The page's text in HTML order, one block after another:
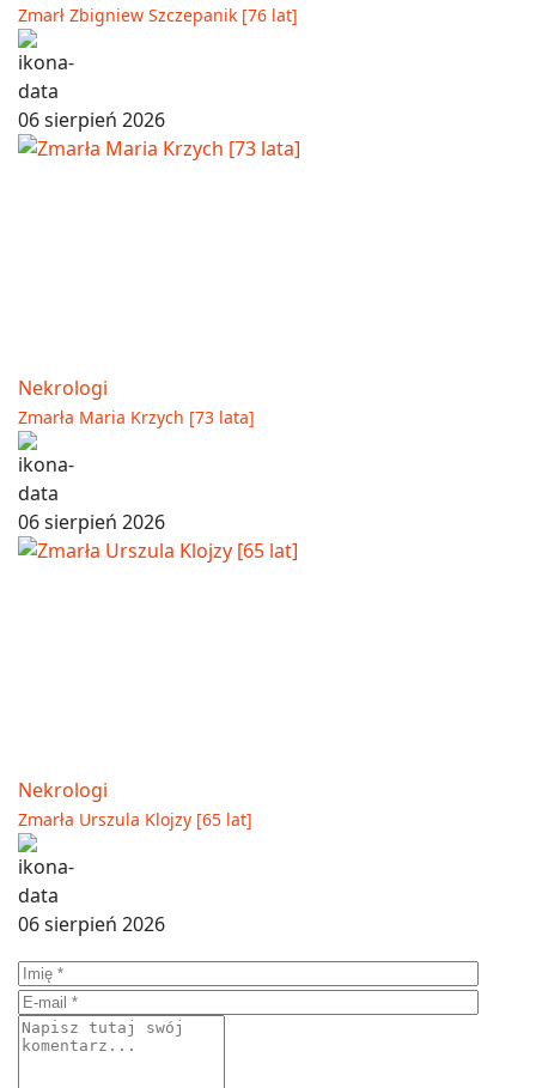
Zmarł Zbigniew Szczepanik [76 lat]
06 sierpień 2026
Nekrologi
Zmarła Maria Krzych [73 lata]
06 sierpień 2026
Nekrologi
Zmarła Urszula Klojzy [65 lat]
06 sierpień 2026